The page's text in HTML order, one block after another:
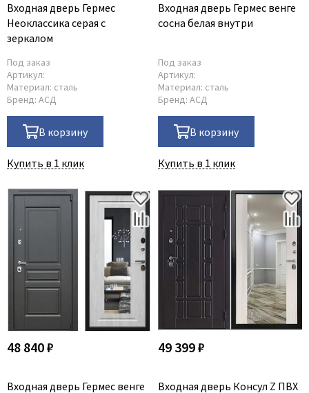
Входная дверь Гермес
Неоклассика серая с
зеркалом
Под заказ
Артикул:
Материал: сталь
Бренд: АСД
В корзину
Купить в 1 клик
Входная дверь Гермес венге
сосна белая внутри
Под заказ
Артикул:
Материал: сталь
Бренд: АСД
В корзину
Купить в 1 клик
48 840 ₽
Входная дверь Гермес венге
49 399 ₽
Входная дверь Консул Z ПВХ